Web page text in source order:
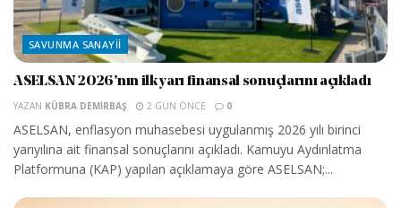
SAVUNMA SANAYII
ASELSAN 2026’nın ilk yarı finansal sonuçlarını açıkladı
YAZAN KÜBRA DEMIRBAŞ 2 GÜN ÖNCE 0
ASELSAN, enflasyon muhasebesi uygulanmış 2026 yılı birinci
yarıyılına ait finansal sonuçlarını açıkladı. Kamuyu Aydınlatma
Platformuna (KAP) yapılan açıklamaya göre ASELSAN;...